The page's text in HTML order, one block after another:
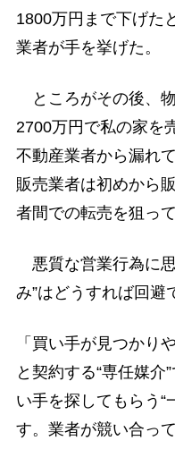
1800万円まで下げた
業者が手を挙げた。
ところがその後、
2700万円で私の家を
不動産業者から漏れ
販売業者は初めから
者間での転売を狙っ
悪質な営業行為に
み”はどうすれば回避
「買い手が見つかり
と契約する“専任媒介
い手を探してもらう“
す。業者が競い合っ